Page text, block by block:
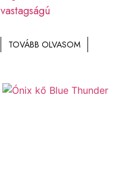
vastagságú
TOVÁBB OLVASOM